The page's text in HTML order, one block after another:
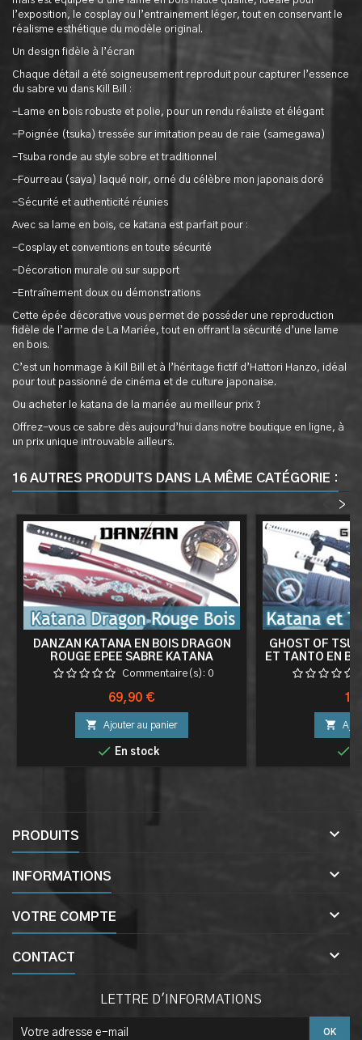
l’exposition, le cosplay ou l’entrainement léger, tout en conservant le
réalisme esthétique du modèle original.
Un design fidèle à l’écran
Chaque détail a été soigneusement reproduit pour capturer l’essence
du sabre vu dans Kill Bill :
-Lame en bois robuste et polie, pour un rendu réaliste et élégant
-Poignée (tsuka) tressée sur imitation peau de raie (samegawa)
-Tsuba ronde au style sobre et traditionnel
-Fourreau (saya) laqué noir, orné du célèbre mon japonais doré
-Sécurité et authenticité réunies
Avec sa lame en bois, ce katana est parfait pour :
-Cosplay et conventions en toute sécurité
-Décoration murale ou sur support
-Entraînement doux ou démonstrations
Cette épée décorative vous permet de posséder une reproduction
fidèle de l’arme de La Mariée, tout en offrant la sécurité d’une lame
en bois.
C’est un hommage à Kill Bill et à l’héritage fictif d’Hattori Hanzo, idéal
pour tout passionné de cinéma et de culture japonaise.
Ou acheter le katana de la mariée au meilleur prix ?
Offrez-vous ce sabre dès aujourd’hui dans notre boutique en ligne, à
un prix unique introuvable ailleurs.
16 AUTRES PRODUITS DANS LA MÊME CATÉGORIE :
>
DANZAN KATANA EN BOIS DRAGON
ROUGE EPEE SABRE KATANA
SAMOURAI LAME NOIRE
Commentaire(s): 0
Prix
69,90 €
 Ajouter au panier
 En stock
GHOST OF
ET TANTO EN
SABRE EPEE


PRODUITS 
INFORMATIONS 
VOTRE COMPTE 
CONTACT 
LETTRE D'INFORMATIONS